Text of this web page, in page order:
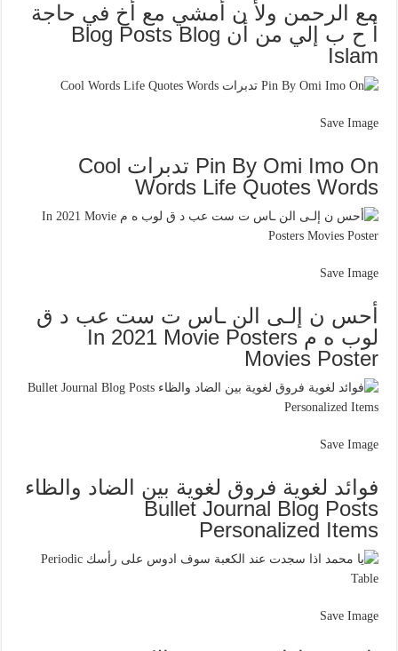
مع الرحمن ولأ ن أمشي مع أخ في حاجة
أ ح ب إلي من أن Blog Posts Blog
Islam
Save Image
Pin By Omi Imo On تدبرات Cool
Words Life Quotes Words
Save Image
أحس ن إلـى الن ـاس ت ست عب د ق
لوب ه م In 2021 Movie Posters
Movies Poster
Save Image
فوائد لغوية فروق لغوية بين الضاد والظاء
Bullet Journal Blog Posts
Personalized Items
Save Image